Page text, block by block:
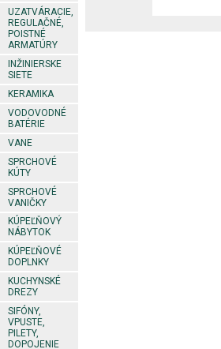
UZATVÁRACIE,
REGULAČNÉ,
POISTNÉ
ARMATÚRY
INŽINIERSKE
SIETE
KERAMIKA
VODOVODNÉ
BATÉRIE
VANE
SPRCHOVÉ
KÚTY
SPRCHOVÉ
VANIČKY
KÚPEĽŇOVÝ
NÁBYTOK
KÚPEĽŇOVÉ
DOPLNKY
KUCHYNSKÉ
DREZY
SIFÓNY,
VPUSTE,
PILETY,
DOPOJENIE